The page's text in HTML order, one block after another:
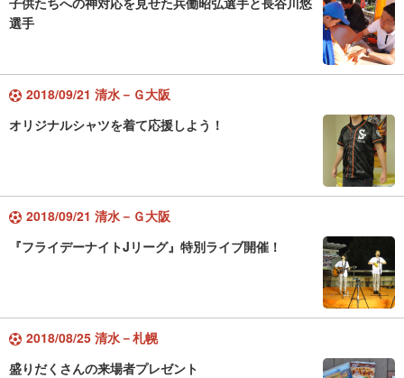
選手
2018/09/21 清水－Ｇ大阪
オリジナルシャツを着て応援しよう！
2018/09/21 清水－Ｇ大阪
『フライデーナイトJリーグ』特別ライブ開催！
2018/08/25 清水－札幌
盛りだくさんの来場者プレゼント